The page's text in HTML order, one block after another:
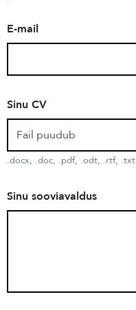
E-mail
Sinu CV
Fail puudub
.docx, .doc, .pdf, .odt, .rtf, .txt
Sinu sooviavaldus